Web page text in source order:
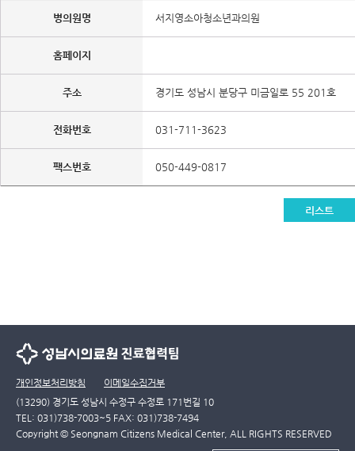
병의원명 서지영소아청소년과의원
홈페이지
주소 경기도 성남시 분당구 미금일로 55 201호
전화번호 031-711-3623
팩스번호 050-449-0817
리스트
개인정보처리방침
이메일수집거부
(13290) 경기도 성남시 수정구 수정로 171번길 10
TEL: 031)738-7003~5 FAX: 031)738-7494
Copyright © Seongnam Citizens Medical Center, ALL RIGHTS RESERVED